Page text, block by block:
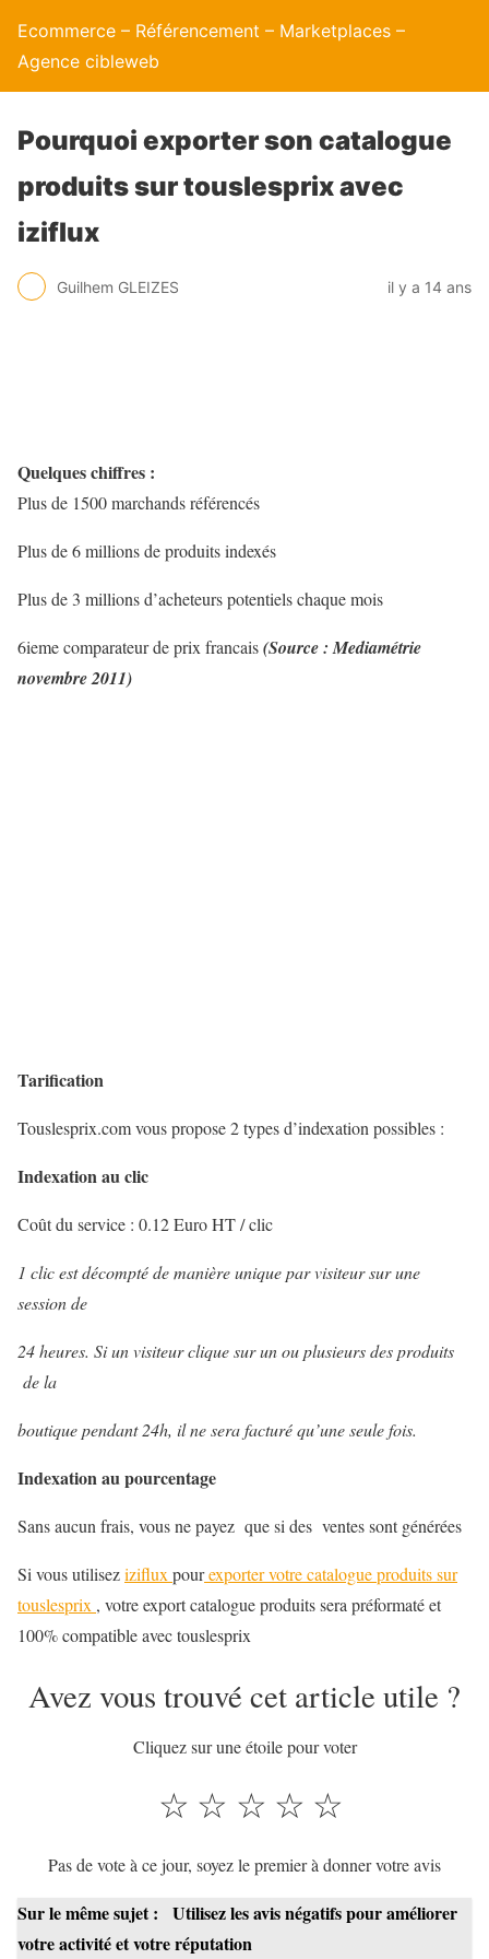
Ecommerce – Référencement – Marketplaces –
Agence cibleweb
Pourquoi exporter son catalogue
produits sur touslesprix avec
iziflux
Guilhem GLEIZES il y a 14 ans
Quelques chiffres :
Plus de 1500 marchands référencés
Plus de 6 millions de produits indexés
Plus de 3 millions d’acheteurs potentiels chaque mois
6ieme comparateur de prix francais(Source : Mediamétrie
novembre 2011)
Tarification
Touslesprix.com vous propose 2 types d’indexation possibles :
Indexation au clic
Coût du service : 0.12 Euro HT / clic
1 clic est décompté de manière unique par visiteur sur une
session de
24 heures. Si un visiteur clique sur un ou plusieurs des produits
de la
boutique pendant 24h, il ne sera facturé qu’une seule fois.
Indexation au pourcentage
Sans aucun frais, vous ne payez que si des ventes sont générées
Si vous utiliseziziflux pourexporter votre catalogue produits sur
touslesprix , votre export catalogue produits sera préformaté et
100% compatible avec touslesprix
Avez vous trouvé cet article utile ?
Cliquez sur une étoile pour voter
☆
☆
☆
☆
☆
Pas de vote à ce jour, soyez le premier à donner votre avis
Sur le même sujet :
Utilisez les avis négatifs pour améliorer
votre activité et votre réputation